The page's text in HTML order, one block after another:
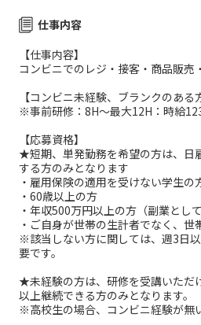
仕事内容
【仕事内容】
コンビニでのレジ・接客・商品販売
【コンビニ未経験、ブランクのある
※事前研修：8H～最大12H：時給
【応募資格】
★短期、単発勤務を希望の方は、日
する方のみとなります
・雇用保険の適用を受けない学生の
・60歳以上の方
・年収500万円以上の方（副業として
・ご自身が世帯の生計者でなく、
※該当しない方に関しては、週3日
要です。
★未経験の方は、研修を受講いただ
以上継続できる方のみとなります。
※高校生の場合、コンビニ経験が無